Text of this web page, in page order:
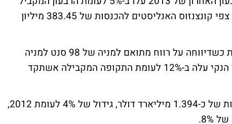
אשתקד והסתכמו ב-387.1 מיליון דולר לעומת צפי קונצנזוס האנליסטים להכנסות של 383.45 מיליון
גם בשורה התחתונה עקפה החברה את התחזיות כשדיווחה על רווח מתואם למניה של 98 סנט למניה
לעומת צפי ל-95 סנט למניה. הרווח החשבונאי הנקי עלה ב-12% לעומת התקופה המקבילה אשתקד
את שנת 2013 כולה סגרה צ'ק פוינט עם הכנסות של כ-1.394 מיליארד דולר, גידול של 4% לעומת 2012,